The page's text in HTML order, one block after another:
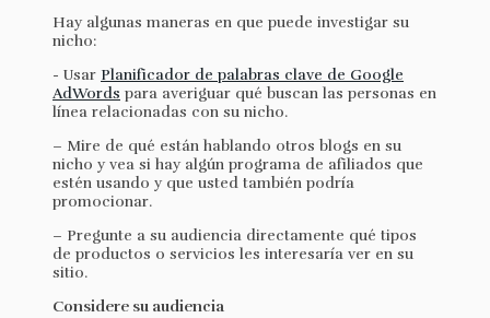
Hay algunas maneras en que puede investigar su
nicho:
- Usar Planificador de palabras clave de Google
AdWords para averiguar qué buscan las personas en
línea relacionadas con su nicho.
– Mire de qué están hablando otros blogs en su
nicho y vea si hay algún programa de afiliados que
estén usando y que usted también podría
promocionar.
– Pregunte a su audiencia directamente qué tipos
de productos o servicios les interesaría ver en su
sitio.
Considere su audiencia